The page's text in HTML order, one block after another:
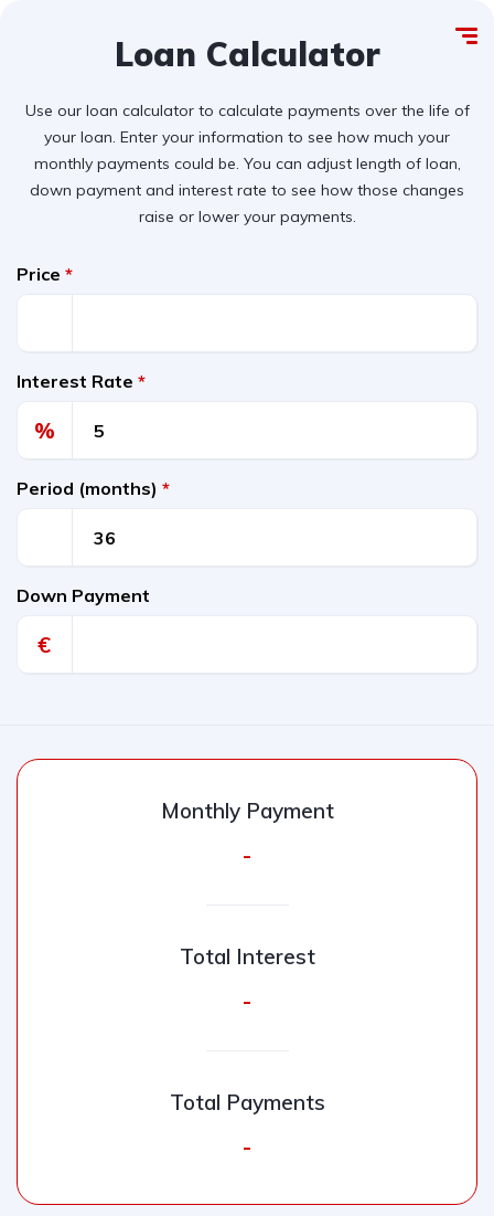
Loan Calculator
Use our loan calculator to calculate payments over the life of
your loan. Enter your information to see how much your
monthly payments could be. You can adjust length of loan,
down payment and interest rate to see how those changes
raise or lower your payments.
Price *
Interest Rate *
%
Period (months) *
Down Payment
€
Monthly Payment
-
Total Interest
-
Total Payments
-